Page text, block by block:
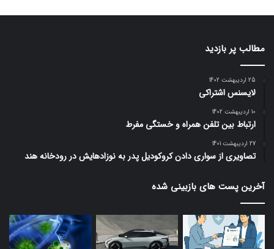
مطالب پر بازدید
25 اردیبهشت 1402
لایسنس اشتراکی
10 اردیبهشت 1402
ارتباط بین تلفن همراه و خستگی مفرط
27 اردیبهشت 1401
تصاویری از سواری دادن کروکودیل پدر به نوزادهایش در رودخانه هند
آخرین پست های بازبینی شده